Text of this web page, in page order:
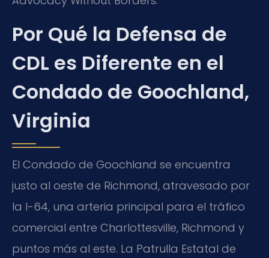
Por Qué la Defensa de
CDL es Diferente en el
Condado de Goochland,
Virginia
El Condado de Goochland se encuentra
justo al oeste de Richmond, atravesado por
la I-64, una arteria principal para el tráfico
comercial entre Charlottesville, Richmond y
puntos más al este. La Patrulla Estatal de